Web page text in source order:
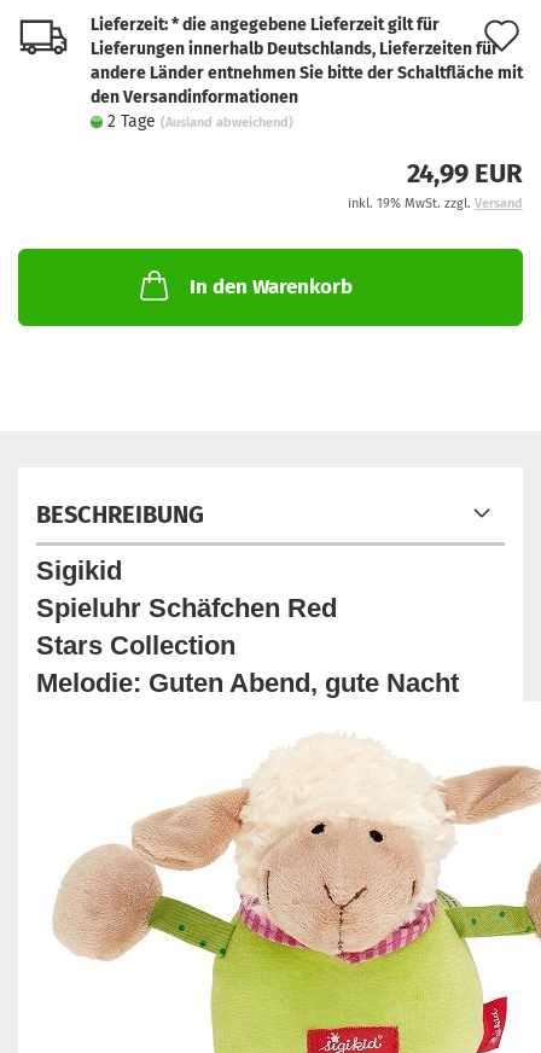
Lieferzeit: * die angegebene Lieferzeit gilt für
Lieferungen innerhalb Deutschlands, Lieferzeiten für
andere Länder entnehmen Sie bitte der Schaltfläche mit
den Versandinformationen
2 Tage (Ausland abweichend)
24,99 EUR
inkl. 19% MwSt. zzgl. Versand
In den Warenkorb
BESCHREIBUNG
Sigikid
Spieluhr Schäfchen Red
Stars Collection
Melodie: Guten Abend, gute Nacht